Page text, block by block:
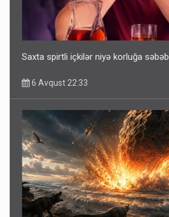
Saxta spirtli içkilər niyə korluğa
6 Avqust 22:33